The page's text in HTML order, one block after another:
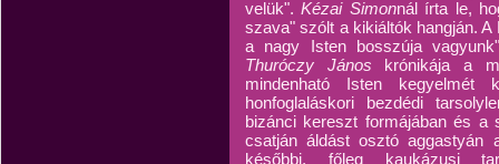
velük".Kézai Simonnál írta le,
szava" szólt a kikiáltók hangján.
a nagy Isten bosszúja
Thuróczy János krónikája a
mindenható Isten
honfoglaláskori bezdédi
bizánci kereszt formájában és a
csatján áldást osztó aggastyán
későbbi, főleg kaukázusi